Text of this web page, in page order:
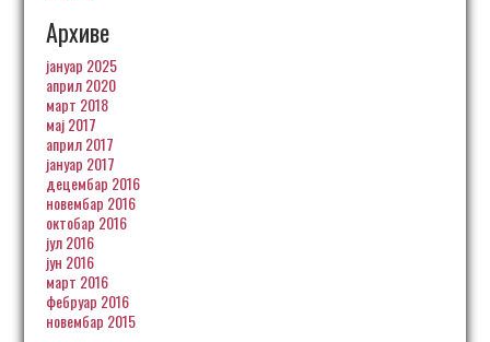
Архиве
јануар 2025
април 2020
март 2018
мај 2017
април 2017
јануар 2017
децембар 2016
новембар 2016
октобар 2016
јул 2016
јун 2016
март 2016
фебруар 2016
новембар 2015